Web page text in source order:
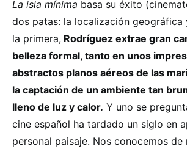
La isla mínima basa su éxito
dos patas: la localización geográfica
la primera, Rodríguez extrae gran
belleza formal, tanto en unos
abstractos planos aéreos de las
la captación de un ambiente tan
lleno de luz y calor. Y uno se
cine español ha tardado un siglo en
personal paisaje. Nos conocemos de